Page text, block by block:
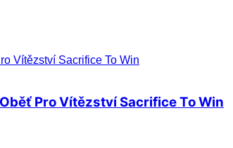
Pro Vítězství Sacrifice To Win